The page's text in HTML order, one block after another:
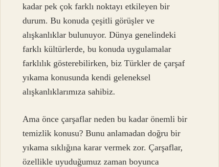
kadar pek çok farklı noktayı etkileyen bir
durum. Bu konuda çeşitli görüşler ve
alışkanlıklar bulunuyor. Dünya genelindeki
farklı kültürlerde, bu konuda uygulamalar
farklılık gösterebilirken, biz Türkler de çarşaf
yıkama konusunda kendi geleneksel
alışkanlıklarımıza sahibiz.
Ama önce çarşaflar neden bu kadar önemli bir
temizlik konusu? Bunu anlamadan doğru bir
yıkama sıklığına karar vermek zor. Çarşaflar,
özellikle uyuduğumuz zaman boyunca